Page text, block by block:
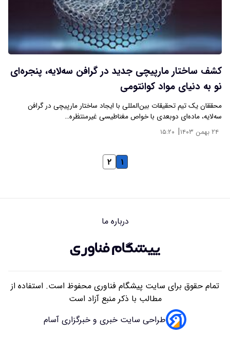
کشف ساختار مارپیچی جدید در گرافن سه‌لایه، پنجره‌ای
نو به دنیای مواد کوانتومی
محققان یک تیم تحقیقات بین‌المللی با ایجاد ساختار مارپیچی در گرافن
سه‌لایه، ماده‌ای دوبعدی با خواص مغناطیسی غیرمنتظره…
۲۴ بهمن ۱۴۰۳ | ۱۵:۲۰
۱ ۲
درباره ما
تمام حقوق برای سایت پیشگام فناوری محفوظ است. استفاده از
مطالب با ذکر منبع آزاد است
طراحی سایت خبری و خبرگزاری آسام